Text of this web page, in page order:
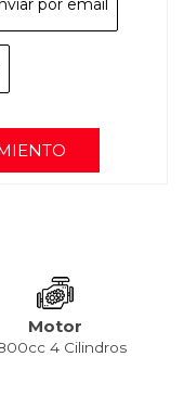
por email
Motor
4 Cilindros